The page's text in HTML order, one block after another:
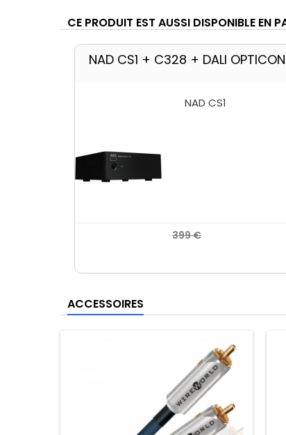
CE PRODUIT EST AUSSI DISPONIBLE EN
NAD CS1 + C328 + DALI OPTICON
NAD C328
749 €
ACCESSOIRES